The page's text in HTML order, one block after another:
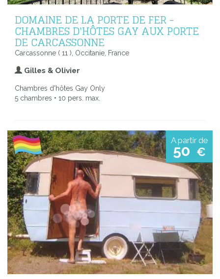
DOMAINE DE LA PORTE DE FER -
CHAMBRES D'HÔTES GAY AUX PORTE
DE CARCASSONNE
Carcassonne ( 11 ), Occitanie, France
Gilles & Olivier
Chambres d'hôtes Gay Only
5 chambres • 10 pers. max.
A partir de
50 €